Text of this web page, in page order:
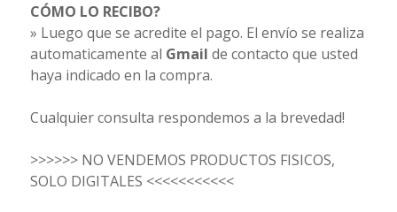
CÓMO LO RECIBO?
» Luego que se acredite el pago. El envío se realiza
automaticamente al Gmail de contacto que usted
haya indicado en la compra.
Cualquier consulta respondemos a la brevedad!
>>>>>> NO VENDEMOS PRODUCTOS FISICOS,
SOLO DIGITALES <<<<<<<<<<<